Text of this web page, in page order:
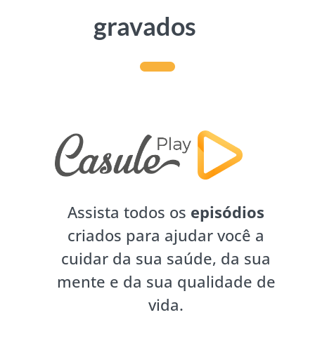
gravados
Assista todos os episódios
criados para ajudar você a
cuidar da sua saúde, da sua
mente e da sua qualidade de
vida.